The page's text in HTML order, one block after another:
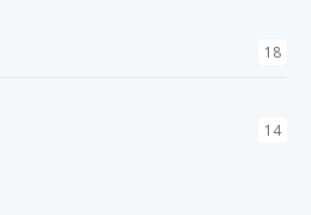
18
14